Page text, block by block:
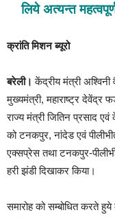
लिये अत्यन्त
क्रांति मिशन ब्यूरो
बरेली। केंद्रीय मंत्री अश्विनी
मुख्यमंत्री, महाराष्ट्र देवेंद्र
राज्य मंत्री जितिन प्रसाद
को टनकपुर, नांदेड एवं
एक्सप्रेस तथा टनकपुर-
हरी झंडी दिखाकर किया।
समारोह को सम्बोधित करते